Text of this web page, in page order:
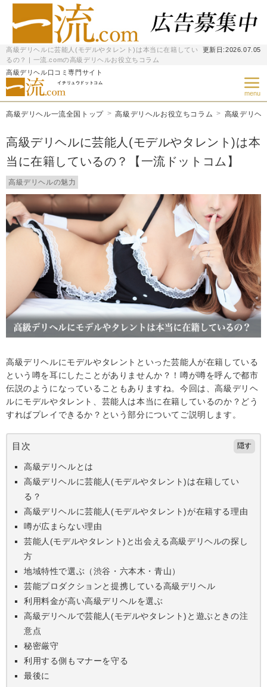
更新日:2026.07.05
高級デリヘルに芸能人(モデルやタレント)は本当に在籍してい
るの？ | 一流.comの高級デリヘルお役立ちコラム
高級デリヘル口コミ専門サイト
イチリュウドットコム
menu
高級デリヘル一流全国トップ 高級デリヘルお役立ちコラム 高級デリヘ
高級デリヘルに芸能人(モデルやタレント)は本
当に在籍しているの？【一流ドットコム】
高級デリヘルの魅力
高級デリヘルにモデルやタレントといった芸能人が在籍している
という噂を耳にしたことがありませんか？！噂が噂を呼んで都市
伝説のようになっていることもありますね。今回は、高級デリヘ
ルにモデルやタレント、芸能人は本当に在籍しているのか？どう
すればプレイできるか？という部分についてご説明します。
目次 隠す
高級デリヘルとは
高級デリヘルに芸能人(モデルやタレント)は在籍してい
る？
高級デリヘルに芸能人(モデルやタレント)が在籍する理由
噂が広まらない理由
芸能人(モデルやタレント)と出会える高級デリヘルの探し
方
地域特性で選ぶ（渋谷・六本木・青山）
芸能プロダクションと提携している高級デリヘル
利用料金が高い高級デリヘルを選ぶ
高級デリヘルで芸能人(モデルやタレント)と遊ぶときの注
意点
秘密厳守
利用する側もマナーを守る
最後に